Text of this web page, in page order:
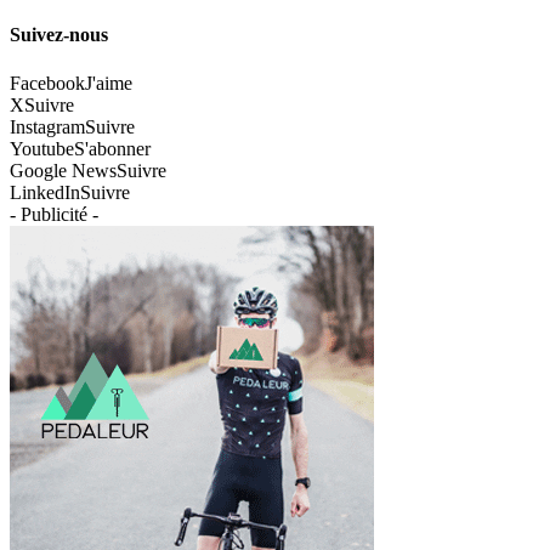
Suivez-nous
FacebookJ'aime
XSuivre
InstagramSuivre
YoutubeS'abonner
Google NewsSuivre
LinkedInSuivre
- Publicité -